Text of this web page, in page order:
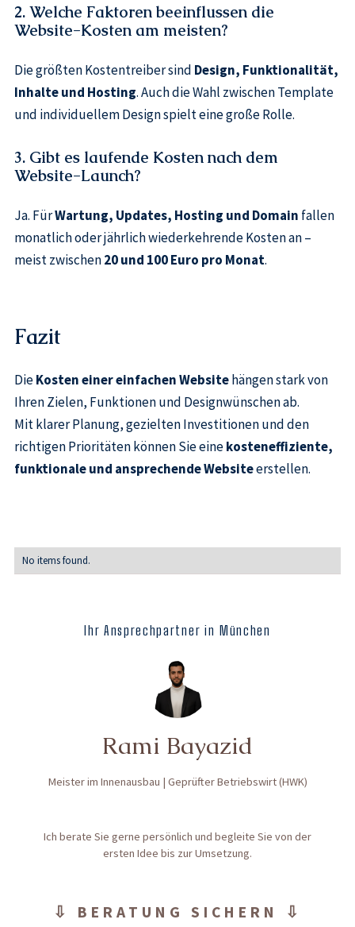
2. Welche Faktoren beeinflussen die
Website-Kosten am meisten?
Die größten Kostentreiber sind Design, Funktionalität,
Inhalte und Hosting. Auch die Wahl zwischen Template
und individuellem Design spielt eine große Rolle.
3. Gibt es laufende Kosten nach dem
Website-Launch?
Ja. FürWartung, Updates, Hosting und Domain fallen
monatlich oder jährlich wiederkehrende Kosten an –
meist zwischen20 und 100 Euro pro Monat.
Fazit
DieKosten einer einfachen Websitehängen stark von
Ihren Zielen, Funktionen und Designwünschen ab.
Mit klarer Planung, gezielten Investitionen und den
richtigen Prioritäten können Sie einekosteneffiziente,
funktionale und ansprechende Websiteerstellen.
No items found.
Ihr Ansprechpartner in München
Rami Bayazid
Meister im Innenausbau | Geprüfter Betriebswirt (HWK)
Ich berate Sie gerne persönlich und begleite Sie von der
ersten Idee bis zur Umsetzung.
⇩ BERATUNG SICHERN ⇩